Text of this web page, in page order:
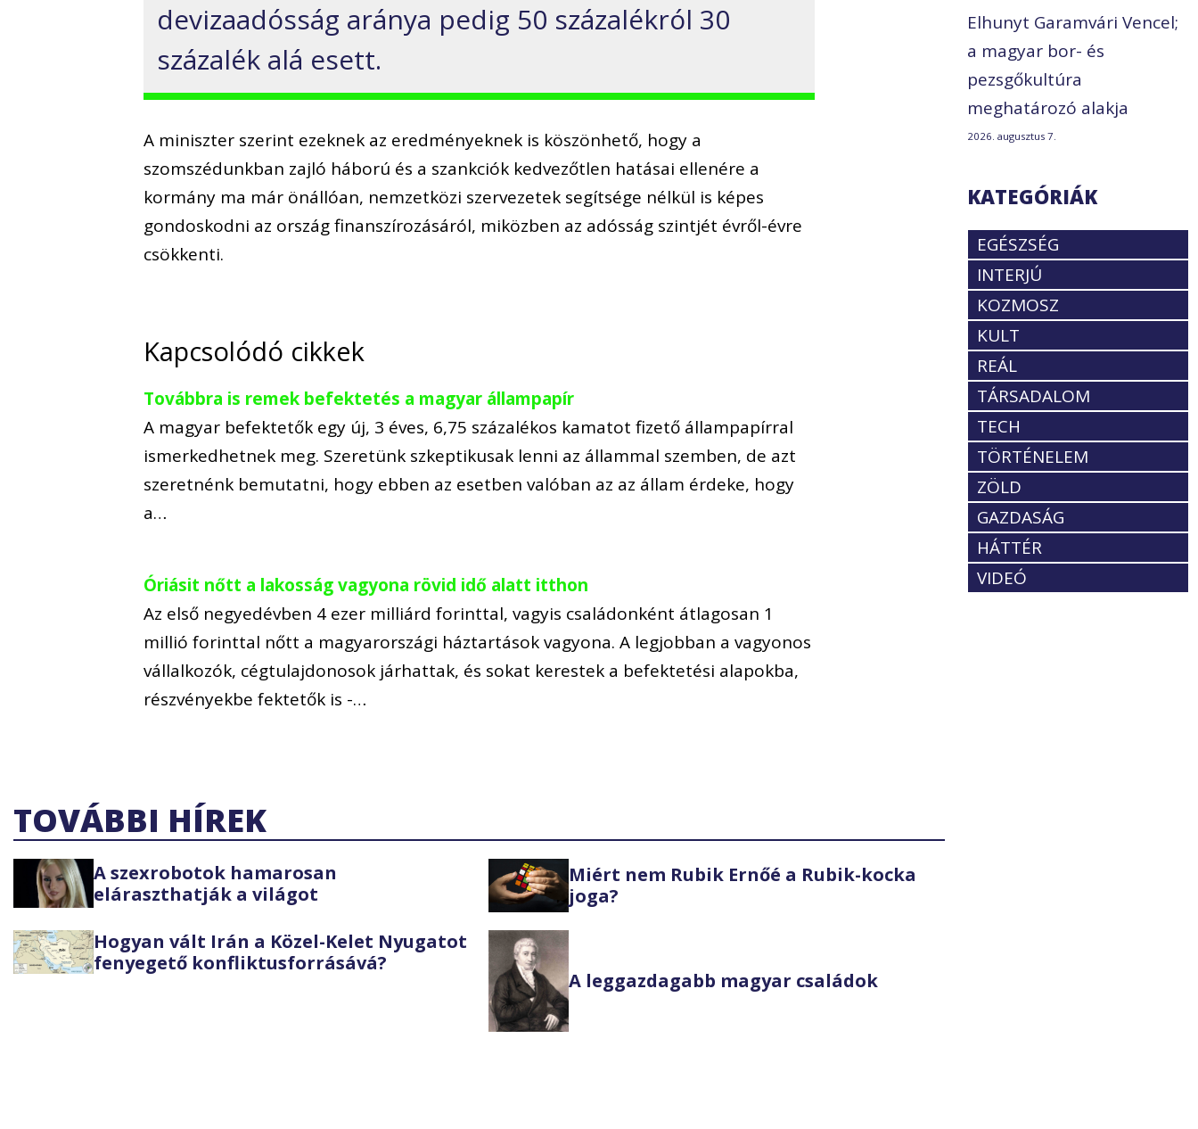
devizaadósság aránya pedig 50 százalékról 30
százalék alá esett.
A miniszter szerint ezeknek az eredményeknek is köszönhető, hogy a
szomszédunkban zajló háború és a szankciók kedvezőtlen hatásai ellenére a
kormány ma már önállóan, nemzetközi szervezetek segítsége nélkül is képes
gondoskodni az ország finanszírozásáról, miközben az adósság szintjét évről-évre
csökkenti.
Kapcsolódó cikkek
Továbbra is remek befektetés a magyar állampapír
A magyar befektetők egy új, 3 éves, 6,75 százalékos kamatot fizető állampapírral
ismerkedhetnek meg. Szeretünk szkeptikusak lenni az állammal szemben, de azt
szeretnénk bemutatni, hogy ebben az esetben valóban az az állam érdeke, hogy
a…
Óriásit nőtt a lakosság vagyona rövid idő alatt itthon
Az első negyedévben 4 ezer milliárd forinttal, vagyis családonként átlagosan 1
millió forinttal nőtt a magyarországi háztartások vagyona. A legjobban a vagyonos
vállalkozók, cégtulajdonosok járhattak, és sokat kerestek a befektetési alapokba,
részvényekbe fektetők is -…
TOVÁBBI HÍREK
A szexrobotok hamarosan
eláraszthatják a világot
Miért nem Rubik Ernőé a Rubik-kocka
joga?
Hogyan vált Irán a Közel-Kelet Nyugatot
fenyegető konfliktusforrásává?
A leggazdagabb magyar családok
Elhunyt Garamvári Vencel;
a magyar bor- és
pezsgőkultúra
meghatározó alakja
2026. augusztus 7.
KATEGÓRIÁK
EGÉSZSÉG
INTERJÚ
KOZMOSZ
KULT
REÁL
TÁRSADALOM
TECH
TÖRTÉNELEM
ZÖLD
GAZDASÁG
HÁTTÉR
VIDEÓ